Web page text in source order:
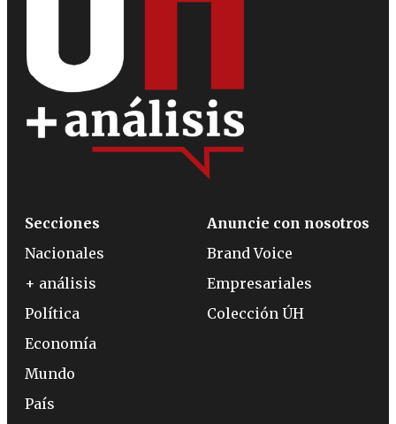
Secciones
Nacionales
+ análisis
Política
Economía
Mundo
País
Anuncie con nosotros
Brand Voice
Empresariales
Colección ÚH